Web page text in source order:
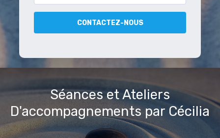
CONTACTEZ-NOUS
Séances et Ateliers
D'accompagnements par Cécilia